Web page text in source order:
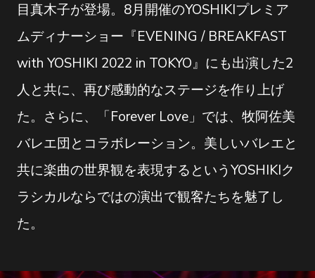
目真木子が登場。8月開催のYOSHIKIプレミア
ムディナーショー『EVENING / BREAKFAST
with YOSHIKI 2022 in TOKYO』にも出演した2
人と共に、再び感動的なステージを作り上げ
た。さらに、「Forever Love」では、牧阿佐美
バレエ団とコラボレーション。美しいバレエと
共に楽曲の世界観を表現するというYOSHIKIク
ラシカルならではの演出で観客たちを魅了し
た。